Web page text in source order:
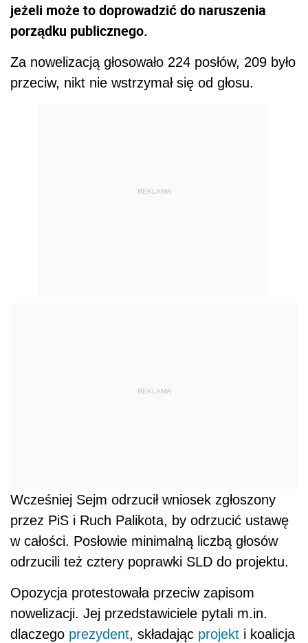
jeżeli może to doprowadzić do naruszenia
porządku publicznego.
Za nowelizacją głosowało 224 posłów, 209 było
przeciw, nikt nie wstrzymał się od głosu.
REKLAMA
REKLAMA
Wcześniej Sejm odrzucił wniosek zgłoszony
przez PiS i Ruch Palikota, by odrzucić ustawę
w całości. Posłowie minimalną liczbą głosów
odrzucili też cztery poprawki SLD do projektu.
Opozycja protestowała przeciw zapisom
nowelizacji. Jej przedstawiciele pytali m.in.
dlaczego prezydent, składając projekt i koalicja